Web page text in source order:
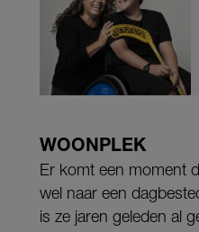
WOONPLEK
Er komt een moment
wel naar een
is ze jaren geleden al